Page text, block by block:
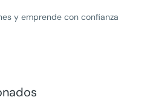
y emprende con confianza